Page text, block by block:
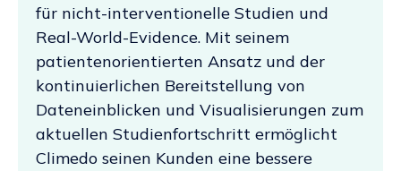
für nicht-interventionelle Studien und
Real-World-Evidence. Mit seinem
patientenorientierten Ansatz und der
kontinuierlichen Bereitstellung von
Dateneinblicken und Visualisierungen zum
aktuellen Studienfortschritt ermöglicht
Climedo seinen Kunden eine bessere